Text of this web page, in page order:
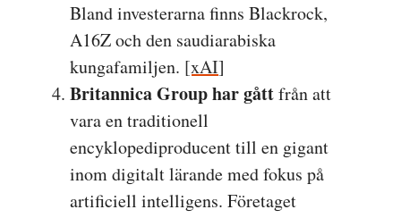
Bland investerarna finns Blackrock,
A16Z och den saudiarabiska
kungafamiljen. [xAI]
Britannica Group har gåttfrån att
vara en traditionell
encyklopediproducent till en gigant
inom digitalt lärande med fokus på
artificiell intelligens. Företaget